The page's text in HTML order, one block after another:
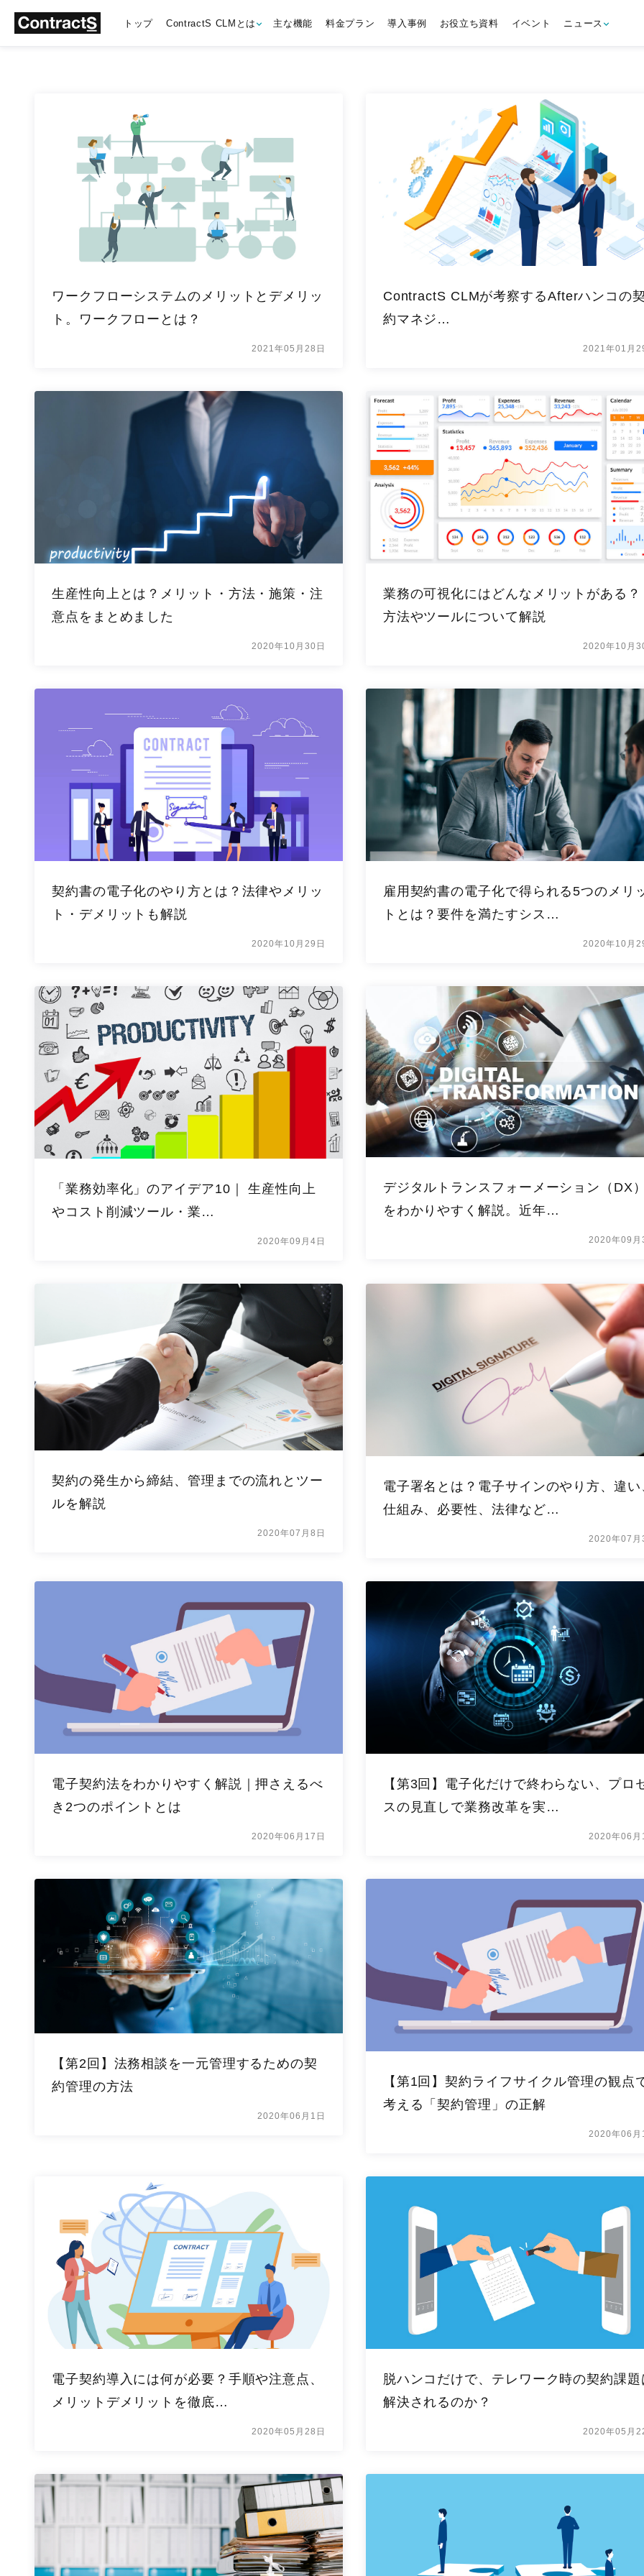
トップ ContractS CLMとは 主な機能 料金プラン 導入事例 お役立ち資料 イベント ニュース
ワークフローシステムのメリットとデメリッ
ト。ワークフローとは？
2021年05月28日
ContractS CLMが考察するAfterハンコの
約マネジ…
2021年01月
生産性向上とは？メリット・方法・施策・注
意点をまとめました
2020年10月30日
業務の可視化にはどんなメリットがある？
方法やツールについて解説
2020年10月
契約書の電子化のやり方とは？法律やメリッ
ト・デメリットも解説
2020年10月29日
雇用契約書の電子化で得られる5つのメリ
トとは？要件を満たすシス…
2020年10月
「業務効率化」のアイデア10｜ 生産性向上
やコスト削減ツール・業…
2020年09月4日
デジタルトランスフォーメーション（DX
をわかりやすく解説。近年…
2020年09月
契約の発生から締結、管理までの流れとツー
ルを解説
2020年07月8日
電子署名とは？電子サインのやり方、違い
仕組み、必要性、法律など…
2020年07月
電子契約法をわかりやすく解説｜押さえるべ
き2つのポイントとは
2020年06月17日
【第3回】電子化だけで終わらない、プロ
スの見直しで業務改革を実…
2020年06月
【第2回】法務相談を一元管理するための契
約管理の方法
2020年06月1日
【第1回】契約ライフサイクル管理の観点
考える「契約管理」の正解
2020年06月
電子契約導入には何が必要？手順や注意点、
メリットデメリットを徹底…
2020年05月28日
脱ハンコだけで、テレワーク時の契約課題
解決されるのか？
2020年05月